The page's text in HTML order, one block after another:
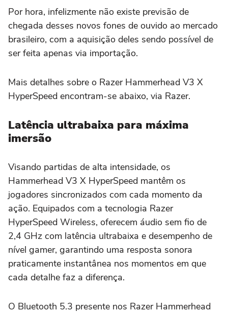
Por hora, infelizmente não existe previsão de
chegada desses novos fones de ouvido ao mercado
brasileiro, com a aquisição deles sendo possível de
ser feita apenas via importação.
Mais detalhes sobre o Razer Hammerhead V3 X
HyperSpeed encontram-se abaixo, via Razer.
Latência ultrabaixa para máxima
imersão
Visando partidas de alta intensidade, os
Hammerhead V3 X HyperSpeed mantêm os
jogadores sincronizados com cada momento da
ação. Equipados com a tecnologia Razer
HyperSpeed Wireless, oferecem áudio sem fio de
2,4 GHz com latência ultrabaixa e desempenho de
nível gamer, garantindo uma resposta sonora
praticamente instantânea nos momentos em que
cada detalhe faz a diferença.
O Bluetooth 5.3 presente nos Razer Hammerhead